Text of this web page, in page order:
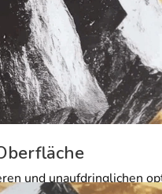
und unaufdringlichen